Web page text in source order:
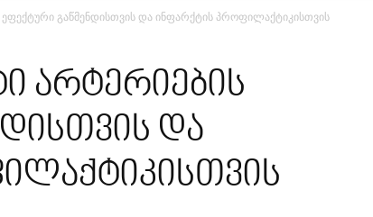
გაწმენდისთვის და ინფარქტის პროფილაქტიკისთვის
არტერიების
და